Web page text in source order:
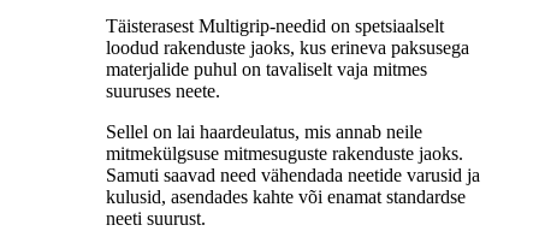
Täisterasest Multigrip-needid on spetsiaalselt
loodud rakenduste jaoks, kus erineva paksusega
materjalide puhul on tavaliselt vaja mitmes
suuruses neete.
Sellel on lai haardeulatus, mis annab neile
mitmekülgsuse mitmesuguste rakenduste jaoks.
Samuti saavad need vähendada neetide varusid ja
kulusid, asendades kahte või enamat standardse
neeti suurust.